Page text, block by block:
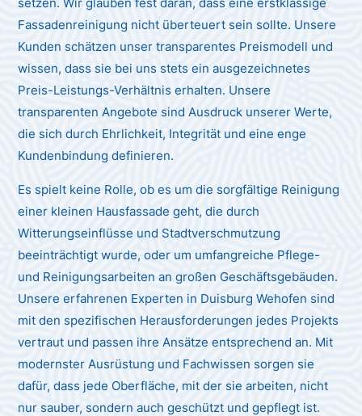
Fassadenreinigung nicht überteuert sein sollte. Unsere
Kunden schätzen unser transparentes Preismodell und
wissen, dass sie bei uns stets ein ausgezeichnetes
Preis-Leistungs-Verhältnis erhalten. Unsere
transparenten Angebote sind Ausdruck unserer Werte,
die sich durch Ehrlichkeit, Integrität und eine enge
Kundenbindung definieren.
Es spielt keine Rolle, ob es um die sorgfältige Reinigung
einer kleinen Hausfassade geht, die durch
Witterungseinflüsse und Stadtverschmutzung
beeinträchtigt wurde, oder um umfangreiche Pflege-
und Reinigungsarbeiten an großen Geschäftsgebäuden.
Unsere erfahrenen Experten in Duisburg Wehofen sind
mit den spezifischen Herausforderungen jedes Projekts
vertraut und passen ihre Ansätze entsprechend an. Mit
modernster Ausrüstung und Fachwissen sorgen sie
dafür, dass jede Oberfläche, mit der sie arbeiten, nicht
nur sauber, sondern auch geschützt und gepflegt ist.